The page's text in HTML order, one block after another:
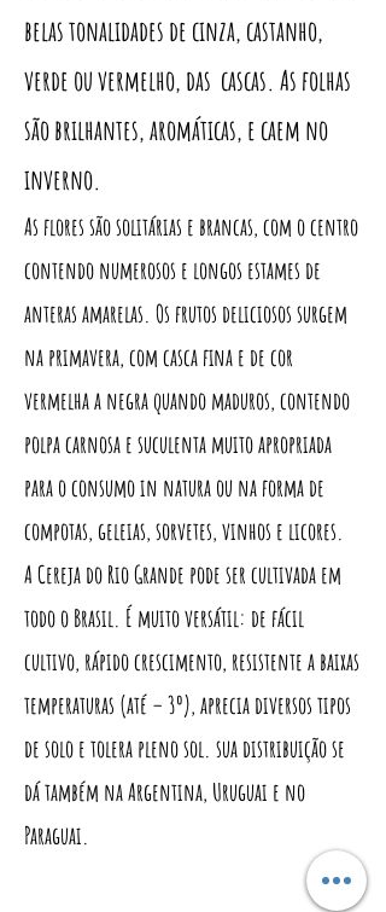
belas tonalidades de cinza, castanho,
verde ou vermelho, das cascas. As folhas
são brilhantes, aromáticas, e caem no
inverno.
As flores são solitárias e brancas, com o centro
contendo numerosos e longos estames de
anteras amarelas. Os frutos deliciosos surgem
na primavera, com casca fina e de cor
vermelha a negra quando maduros, contendo
polpa carnosa e suculenta muito apropriada
para o consumo in natura ou na forma de
compotas, geleias, sorvetes, vinhos e licores.
A Cereja do Rio Grande pode ser cultivada em
todo o Brasil. É muito versátil: de fácil
cultivo, rápido crescimento, resistente a baixas
temperaturas (até – 3º), aprecia diversos tipos
de solo e tolera pleno sol. sua distribuição se
dá também na Argentina, Uruguai e no
Paraguai.